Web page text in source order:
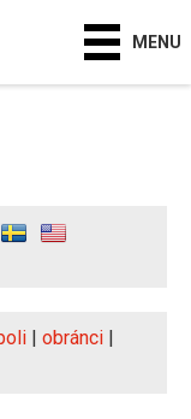
MENU
| obránci |